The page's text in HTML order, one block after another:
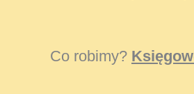
Co robimy?